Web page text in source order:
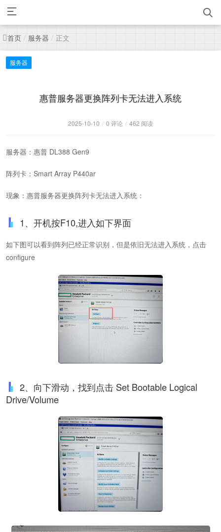
首页 / 服务器 / 正文
服务器
惠普服务器更换阵列卡无法进入系统
2025-10-10 / 0 评论 / 462 阅读
服务器：惠普 DL388 Gen9
阵列卡：Smart Array P440ar
现象：惠普服务器更换阵列卡无法进入系统：
1、开机按F10,进入如下界面
如下图可以看到阵列已经正常识别，但是依旧无法进入系统，点击
configure
2、向下滑动，找到点击 Set Bootable Logical
Drive/Volume